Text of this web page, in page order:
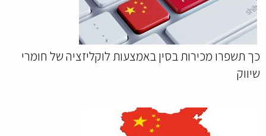
כך תשפרו מכירות בסין באמצעות לוקליזציה של חומרי
שיווק